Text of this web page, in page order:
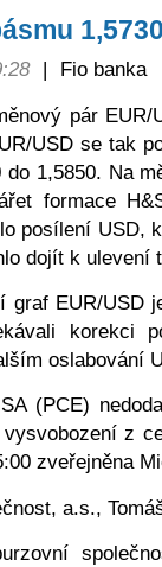
|
Fio banka
pár
USD se tak
do 1,5850. Na
formace
posílení USD,
dojít k
graf EUR/USD
korekci
oslabování
(PCE)
z
zveřejněna
a.s.,